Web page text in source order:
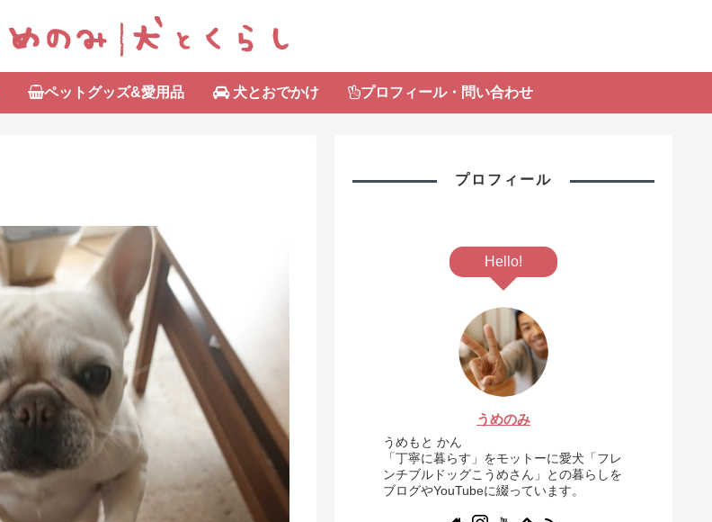
ペットグッズ&愛用品 犬とおでかけ プロフィール・問い合わせ
プロフィール
Hello!
うめのみ
うめもと かん
「丁寧に暮らす」をモットーに愛犬「フレ
ンチブルドッグこうめさん」との暮らしを
ブログやYouTubeに綴っています。